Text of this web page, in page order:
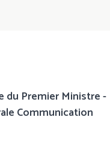
du Premier Ministre -
Communication